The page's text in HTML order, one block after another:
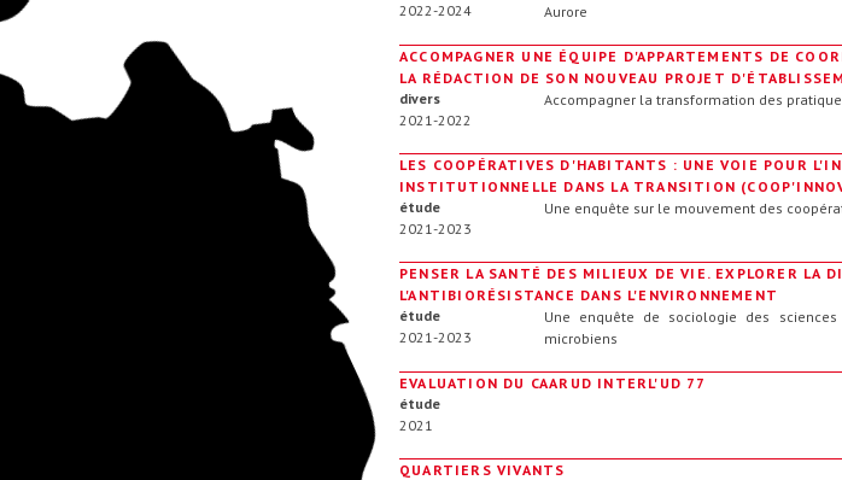
2022-2024
Aurore
ACCOMPAGNER UNE ÉQUIPE D'APPARTEMENTS DE
LA RÉDACTION DE SON NOUVEAU PROJET
divers
2021-2022
Accompagner la transformation des
LES COOPÉRATIVES D'HABITANTS : UNE VOIE POUR
INSTITUTIONNELLE DANS LA TRANSITION
étude
2021-2023
Une enquête sur le mouvement des
PENSER LA SANTÉ DES MILIEUX DE VIE. EXPLORER LA
L'ANTIBIORÉSISTANCE DANS L'ENVIRONNEMENT
étude
2021-2023
Une enquête de sociologie des
microbiens
EVALUATION DU CAARUD INTERL'UD 77
étude
2021
QUARTIERS VIVANTS